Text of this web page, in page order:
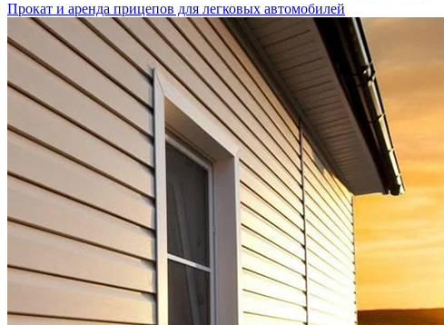
Прокат и аренда прицепов для легковых автомобилей